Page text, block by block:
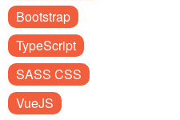
Bootstrap
TypeScript
SASS CSS
VueJS